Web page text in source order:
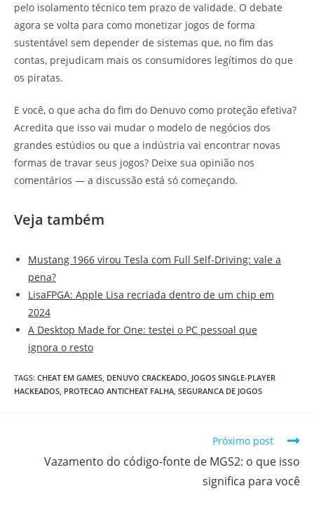
pelo isolamento técnico tem prazo de validade. O debate
agora se volta para como monetizar jogos de forma
sustentável sem depender de sistemas que, no fim das
contas, prejudicam mais os consumidores legítimos do que
os piratas.
E você, o que acha do fim do Denuvo como proteção efetiva?
Acredita que isso vai mudar o modelo de negócios dos
grandes estúdios ou que a indústria vai encontrar novas
formas de travar seus jogos? Deixe sua opinião nos
comentários — a discussão está só começando.
Veja também
Mustang 1966 virou Tesla com Full Self-Driving: vale a
pena?
LisaFPGA: Apple Lisa recriada dentro de um chip em
2024
A Desktop Made for One: testei o PC pessoal que
ignora o resto
TAGS: CHEAT EM GAMES, DENUVO CRACKEADO, JOGOS SINGLE-PLAYER
HACKEADOS, PROTECAO ANTICHEAT FALHA, SEGURANCA DE JOGOS
Próximo post
Vazamento do código-fonte de MGS2: o que isso
significa para você